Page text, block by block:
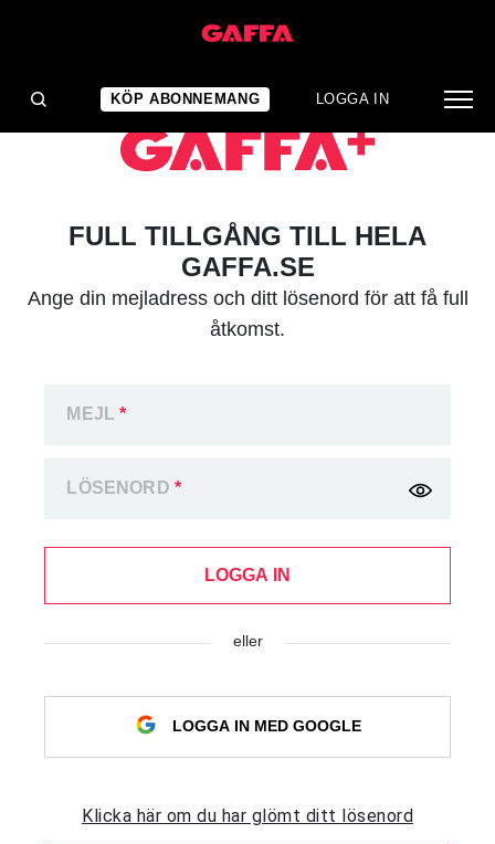
KÖP ABONNEMANG LOGGA IN
FULL TILLGÅNG TILL HELA
GAFFA.SE
Ange din mejladress och ditt lösenord för att få full
åtkomst.
MEJL*
LÖSENORD *
LOGGA IN
eller
LOGGA IN MED GOOGLE
Klicka här om du har glömt ditt lösenord